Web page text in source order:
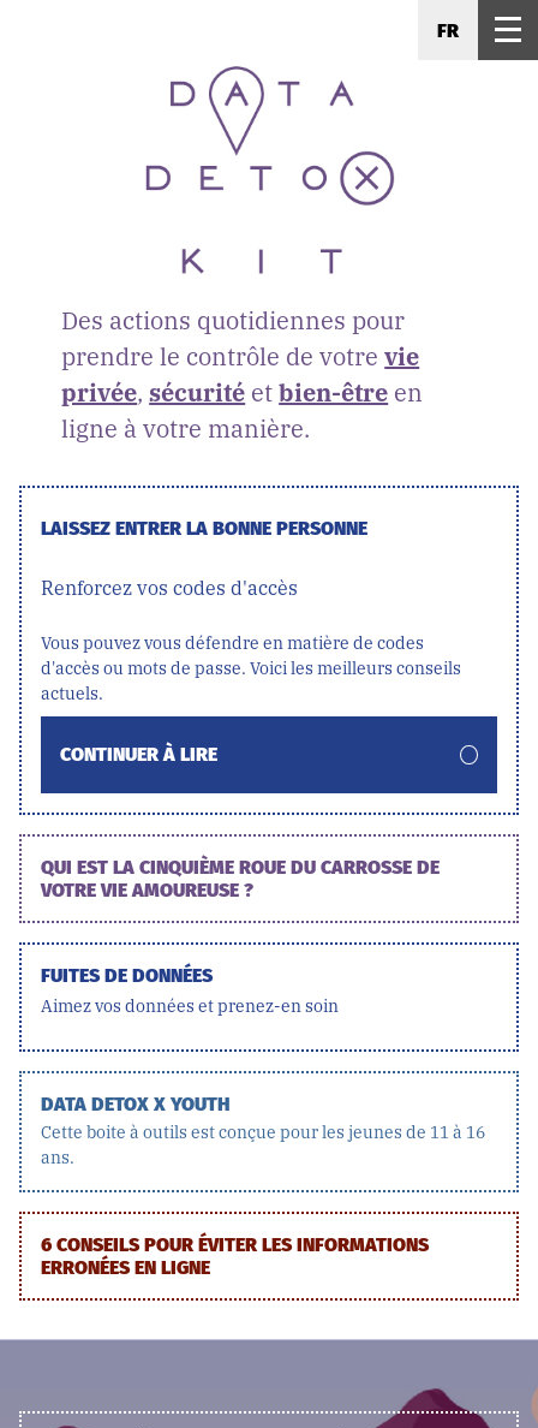
FR
Des actions quotidiennes pour
prendre le contrôle de votrevie
privée,sécurité etbien-être en
ligne à votre manière.
LAISSEZ ENTRER LA BONNE PERSONNE
Renforcez vos codes d'accès
Vous pouvez vous défendre en matière de codes
d'accès ou mots de passe. Voici les meilleurs conseils
actuels.
CONTINUER À LIRE
QUI EST LA CINQUIÈME ROUE DU CARROSSE DE
VOTRE VIE AMOUREUSE ?
FUITES DE DONNÉES
Aimez vos données et prenez-en soin
DATA DETOX X YOUTH
Cette boite à outils est conçue pour les jeunes de 11 à 16
ans.
6 CONSEILS POUR ÉVITER LES INFORMATIONS
ERRONÉES EN LIGNE